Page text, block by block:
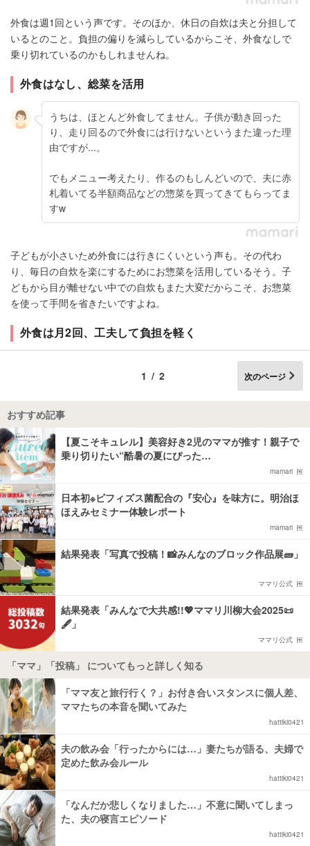
外食は週1回という声です。そのほか、休日の自炊は夫と分担して
いるとのこと。負担の偏りを減らしているからこそ、外食なしで
乗り切れているのかもしれませんね。
外食はなし、総菜を活用
うちは、ほとんど外食してません。子供が動き回った
り、走り回るので外食には行けないというまた違った理
由ですが...。
でもメニュー考えたり、作るのもしんどいので、夫に赤
札着いてる半額商品などの惣菜を買ってきてもらってま
すw
子どもが小さいため外食には行きにくいという声も。その代わ
り、毎日の自炊を楽にするためにお惣菜を活用しているそう。子
どもから目が離せない中での自炊もまた大変だからこそ、お惣菜
を使って手間を省きたいですよね。
外食は月2回、工夫して負担を軽く
1/2 次のページ
おすすめ記事
【夏こそキュレル】美容好き2児のママが推す！親子で
乗り切りたい“酷暑の夏にぴった…
mamari
日本初※ビフィズス菌配合の『安心』を味方に。明治ほ
ほえみセミナー体験レポート
mamari
結果発表「写真で投稿！📸みんなのブロック作品展🧱」
ママリ公式
結果発表「みんなで大共感!!💖ママリ川柳大会2025📜
🖋️」
ママリ公式
「ママ」「投稿」 についてもっと詳しく知る
「ママ友と旅行行く？」お付き合いスタンスに個人差、
ママたちの本音を聞いてみた
hattiki0421
夫の飲み会「行ったからには…」妻たちが語る、夫婦で
定めた飲み会ルール
hattiki0421
「なんだか悲しくなりました…」不意に聞いてしまっ
た、夫の寝言エピソード
hattiki0421